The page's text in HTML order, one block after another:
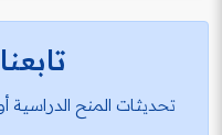
تحديثات المنح الدراسية